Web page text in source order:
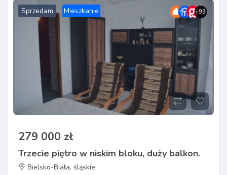
Sprzedam Mieszkanie +99
279 000 zł
Trzecie piętro w niskim bloku, duży balkon.
Bielsko-Biała, śląskie